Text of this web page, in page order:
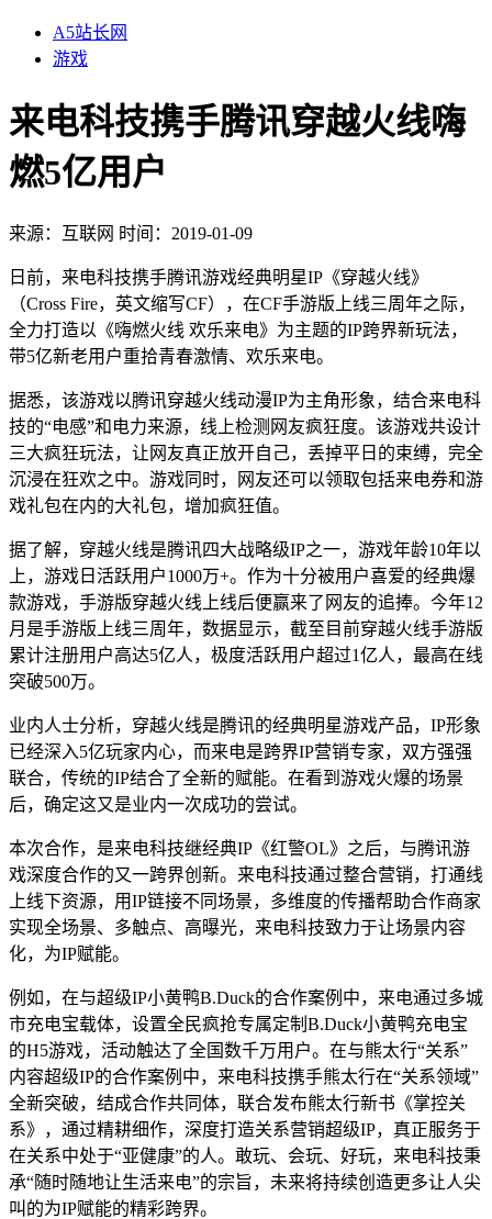
A5站长网
游戏
来电科技携手腾讯穿越火线嗨
燃5亿用户
来源： 互联网 时间：2019-01-09
日前，来电科技携手腾讯游戏经典明星IP《穿越火线》
（Cross Fire，英文缩写CF），在CF手游版上线三周年之际，
全力打造以《嗨燃火线 欢乐来电》为主题的IP跨界新玩法，
带5亿新老用户重拾青春激情、欢乐来电。
据悉，该游戏以腾讯穿越火线动漫IP为主角形象，结合来电科
技的“电感”和电力来源，线上检测网友疯狂度。该游戏共设计
三大疯狂玩法，让网友真正放开自己，丢掉平日的束缚，完全
沉浸在狂欢之中。游戏同时，网友还可以领取包括来电券和游
戏礼包在内的大礼包，增加疯狂值。
据了解，穿越火线是腾讯四大战略级IP之一，游戏年龄10年以
上，游戏日活跃用户1000万+。作为十分被用户喜爱的经典爆
款游戏，手游版穿越火线上线后便赢来了网友的追捧。今年12
月是手游版上线三周年，数据显示，截至目前穿越火线手游版
累计注册用户高达5亿人，极度活跃用户超过1亿人，最高在线
突破500万。
业内人士分析，穿越火线是腾讯的经典明星游戏产品，IP形象
已经深入5亿玩家内心，而来电是跨界IP营销专家，双方强强
联合，传统的IP结合了全新的赋能。在看到游戏火爆的场景
后，确定这又是业内一次成功的尝试。
本次合作，是来电科技继经典IP《红警OL》之后，与腾讯游
戏深度合作的又一跨界创新。来电科技通过整合营销，打通线
上线下资源，用IP链接不同场景，多维度的传播帮助合作商家
实现全场景、多触点、高曝光，来电科技致力于让场景内容
化，为IP赋能。
例如，在与超级IP小黄鸭B.Duck的合作案例中，来电通过多城
市充电宝载体，设置全民疯抢专属定制B.Duck小黄鸭充电宝
的H5游戏，活动触达了全国数千万用户。在与熊太行“关系”
内容超级IP的合作案例中，来电科技携手熊太行在“关系领域”
全新突破，结成合作共同体，联合发布熊太行新书《掌控关
系》，通过精耕细作，深度打造关系营销超级IP，真正服务于
在关系中处于“亚健康”的人。敢玩、会玩、好玩，来电科技秉
承“随时随地让生活来电”的宗旨，未来将持续创造更多让人尖
叫的为IP赋能的精彩跨界。